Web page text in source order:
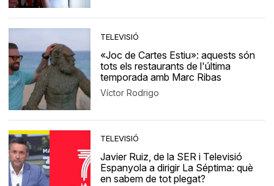
TELEVISIÓ
«Joc de Cartes Estiu»: aquests són
tots els restaurants de l'última
temporada amb Marc Ribas
Víctor Rodrigo
TELEVISIÓ
Javier Ruiz, de la SER i Televisió
Espanyola a dirigir La Séptima: què
en sabem de tot plegat?